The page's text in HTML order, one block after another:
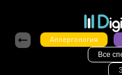
Аллергология
Все